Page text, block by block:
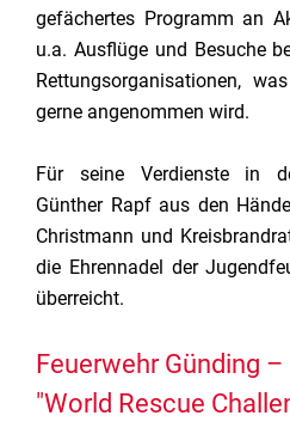
gefächertes Programm an
u.a. Ausflüge und Besuche
Rettungsorganisationen,
gerne angenommen wird.
Für seine Verdienste in
Günther Rapf aus den
Christmann und
die Ehrennadel der
überreicht.
Feuerwehr Günding
"World Rescue